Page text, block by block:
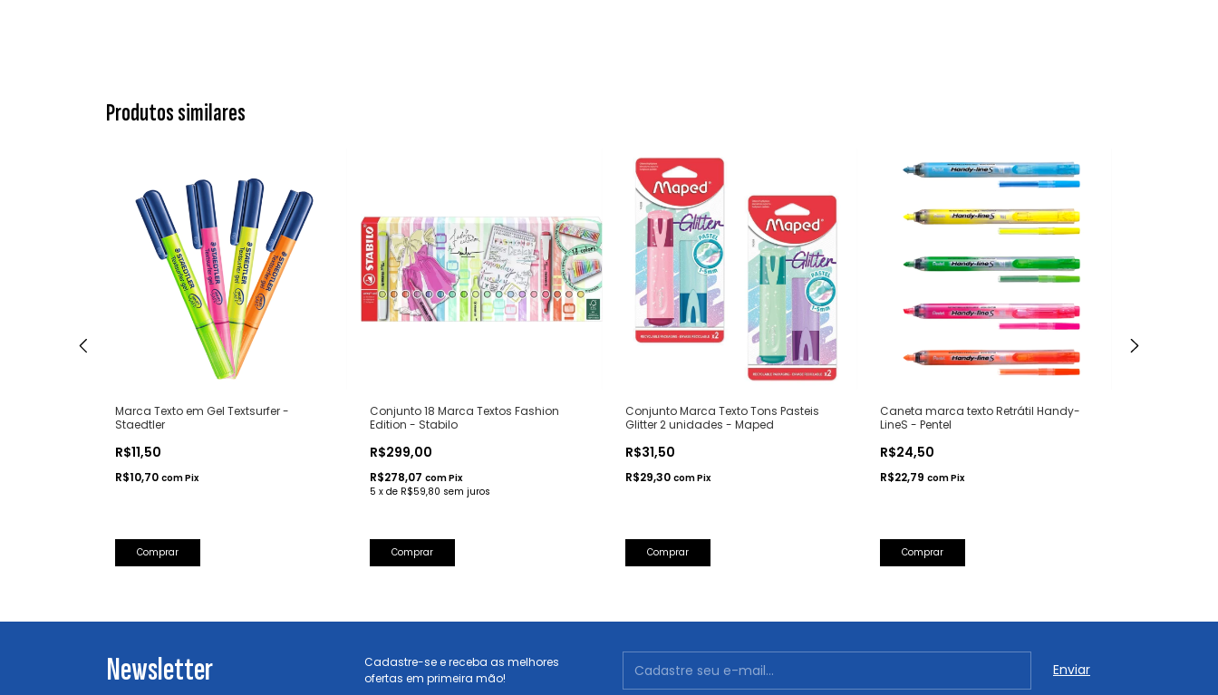
Produtos similares
Marca Texto em Gel Textsurfer -
Staedtler
R$11,50
R$10,70 comPix
Comprar
Conjunto 18 Marca Textos Fashion
Edition - Stabilo
R$299,00
R$278,07comPix
5 xde R$59,80 sem juros
Conjunto Marca Texto Tons Pasteis
Glitter 2 unidades - Maped
R$31,50
R$29,30 comPix
Comprar
Caneta marca texto Retrátil Handy-
LineS - Pentel
R$24,50
R$22,79 comPix
Comprar
Newsletter
Cadastre-se e receba as melhores
ofertas em primeira mão!